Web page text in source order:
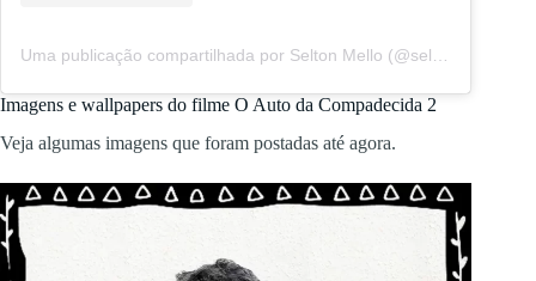
Imagens e wallpapers do filme O Auto da Compadecida 2
Veja algumas imagens que foram postadas até agora.